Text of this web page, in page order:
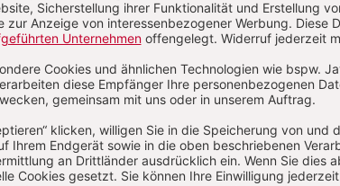
derzeit nicht bekannt ist, dürften sie von der
Periode reichen und auch Stätten aus der
römischen Periode umfassen.
gehören zu den